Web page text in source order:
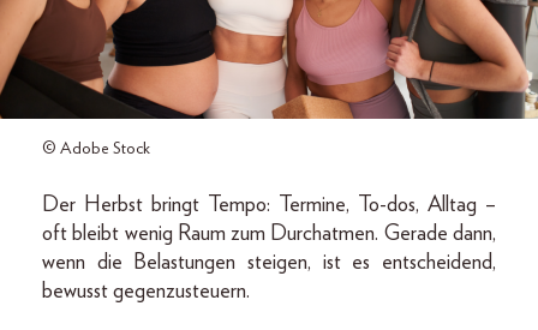
© Adobe Stock
Der Herbst bringt Tempo: Termine, To-dos, Alltag –
oft bleibt wenig Raum zum Durchatmen. Gerade dann,
wenn die Belastungen steigen, ist es entscheidend,
bewusst gegenzusteuern.